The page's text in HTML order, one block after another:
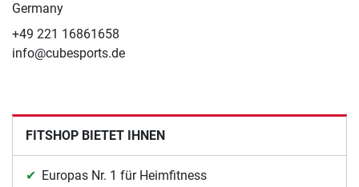
Germany
+49 221 16861658
info@cubesports.de
FITSHOP BIETET IHNEN
Europas Nr. 1 für Heimfitness